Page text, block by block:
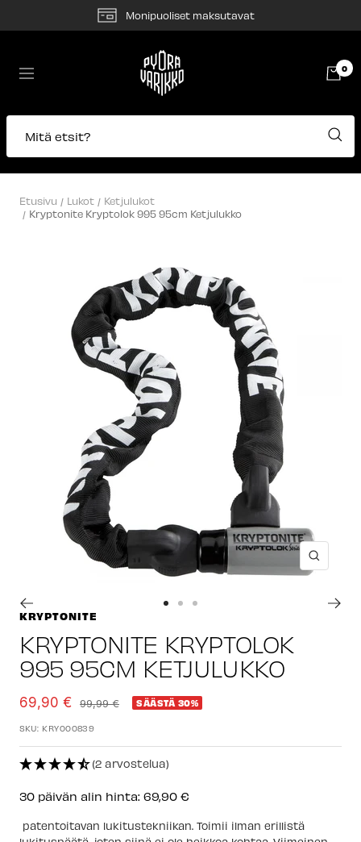
Monipuoliset maksutavat
Navigaatio
Pyörävarikko
0
Mitä etsit?
Etusivu Lukot
Ketjulukot
Kryptonite Kryptolok 995 95cm Ketjulukko
2 3
KRYPTONITE
KRYPTONITE KRYPTOLOK
995 95CM KETJULUKKO
Alennushinta
69,90 € Normaalihinta
99,99 € SÄÄSTÄ 30%
SKU: KRY000839
(2 arvostelua)
30 päivän alin hinta: 69,90 €
patentoitavan lukitustekniikan. Toimii ilman erillistä